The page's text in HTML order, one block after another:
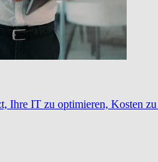
IT zu optimieren, Kosten